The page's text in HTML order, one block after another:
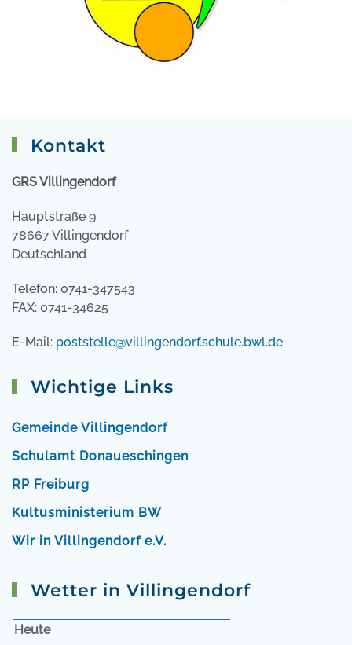
Kontakt
GRS Villingendorf
Hauptstraße 9
78667 Villingendorf
Deutschland
Telefon: 0741-347543
FAX: 0741-34625
E-Mail: poststelle@villingendorf.schule.bwl.de
Wichtige Links
Gemeinde Villingendorf
Schulamt Donaueschingen
RP Freiburg
Kultusministerium BW
Wir in Villingendorf e.V.
Wetter in Villingendorf
Heute